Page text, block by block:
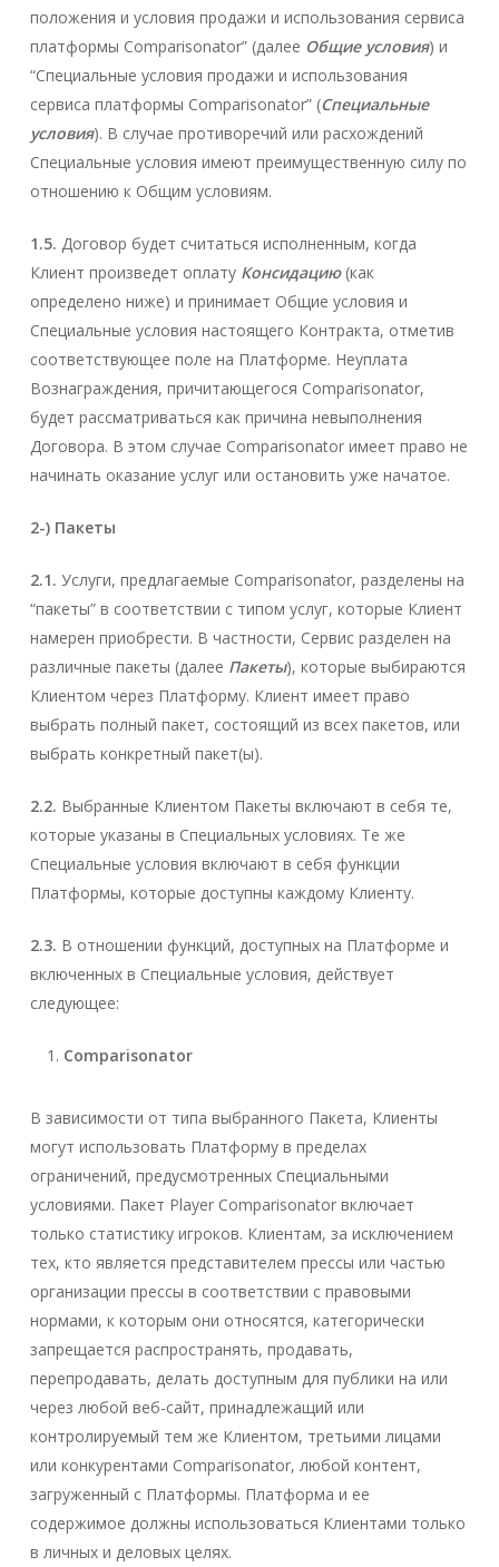
положения и условия продажи и использования сервиса
платформы Comparisonator” (далее Общие условия) и
“Специальные условия продажи и использования
сервиса платформы Comparisonator” (Специальные
условия). В случае противоречий или расхождений
Специальные условия имеют преимущественную силу по
отношению к Общим условиям.
1.5. Договор будет считаться исполненным, когда
Клиент произведет оплату Консидацию (как
определено ниже) и принимает Общие условия и
Специальные условия настоящего Контракта, отметив
соответствующее поле на Платформе. Неуплата
Вознаграждения, причитающегося Comparisonator,
будет рассматриваться как причина невыполнения
Договора. В этом случае Comparisonator имеет право не
начинать оказание услуг или остановить уже начатое.
2-) Пакеты
2.1. Услуги, предлагаемые Comparisonator, разделены на
“пакеты” в соответствии с типом услуг, которые Клиент
намерен приобрести. В частности, Сервис разделен на
различные пакеты (далее Пакеты), которые выбираются
Клиентом через Платформу. Клиент имеет право
выбрать полный пакет, состоящий из всех пакетов, или
выбрать конкретный пакет(ы).
2.2. Выбранные Клиентом Пакеты включают в себя те,
которые указаны в Специальных условиях. Те же
Специальные условия включают в себя функции
Платформы, которые доступны каждому Клиенту.
2.3. В отношении функций, доступных на Платформе и
включенных в Специальные условия, действует
следующее:
Comparisonator
В зависимости от типа выбранного Пакета, Клиенты
могут использовать Платформу в пределах
ограничений, предусмотренных Специальными
условиями. Пакет Player Comparisonator включает
только статистику игроков. Клиентам, за исключением
тех, кто является представителем прессы или частью
организации прессы в соответствии с правовыми
нормами, к которым они относятся, категорически
запрещается распространять, продавать,
перепродавать, делать доступным для публики на или
через любой веб-сайт, принадлежащий или
контролируемый тем же Клиентом, третьими лицами
или конкурентами Comparisonator, любой контент,
загруженный с Платформы. Платформа и ее
содержимое должны использоваться Клиентами только
в личных и деловых целях.